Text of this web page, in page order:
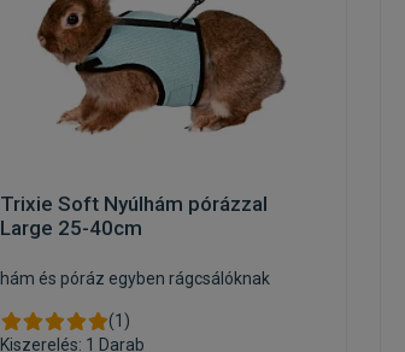
Trixie Soft Nyúlhám pórázzal
Large 25-40cm
hám és póráz egyben rágcsálóknak
(1)
Kiszerelés: 1 Darab